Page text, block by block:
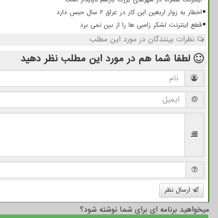
اخطار به زوار اربعین این کار در عراق ۲ سال حبس دارد
قطع اینترنت لشکر زامبی ها را از بین نمی برد
نظرات بینندگان در مورد این مطلب
لطفا شما هم در مورد این مطلب نظر دهید
ارسال نظر
میخواهید برنامه ای برای شما نوشته شود؟